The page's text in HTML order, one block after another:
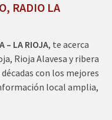
RADIO LA
– LA RIOJA, te acerca
Rioja Alavesa y ribera
con los mejores
local amplia,